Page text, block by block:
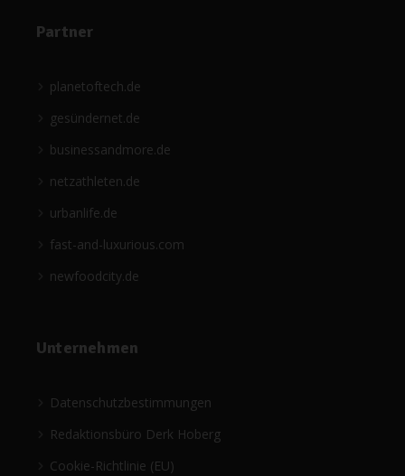
Partner
planetoftech.de
gesündernet.de
businessandmore.de
netzathleten.de
urbanlife.de
fast-and-luxurious.com
newfoodcity.de
Unternehmen
Datenschutzbestimmungen
Redaktionsbüro Derk Hoberg
Cookie-Richtlinie (EU)